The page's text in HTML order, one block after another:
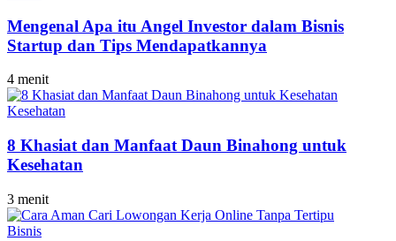
Mengenal Apa itu Angel Investor dalam Bisnis
Startup dan Tips Mendapatkannya
4 menit
Kesehatan
8 Khasiat dan Manfaat Daun Binahong untuk
Kesehatan
3 menit
Bisnis